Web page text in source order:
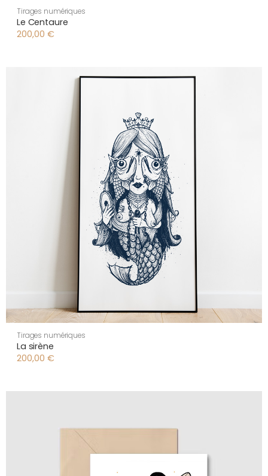
Tirages numériques
Le Centaure
200,00 €
Tirages numériques
La sirène
200,00 €